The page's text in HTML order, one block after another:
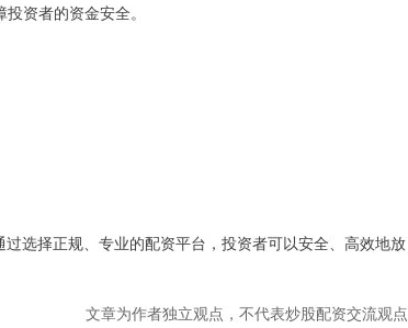
资者的资金安全。
选择正规、专业的配资平台，投资者可以安全、高效地放
文章为作者独立观点，不代表炒股配资交流观点